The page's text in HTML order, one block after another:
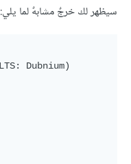
سيظهر لك خرجٌ مشابهٌ لما يلي: